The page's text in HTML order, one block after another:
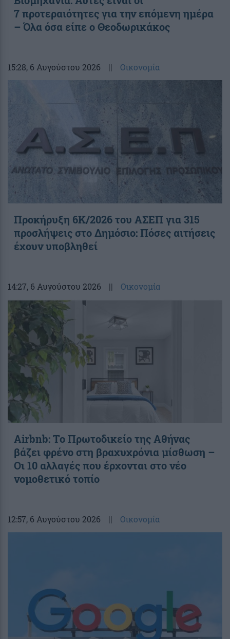
7 προτεραιότητες για την επόμενη ημέρα
– Όλα όσα είπε ο Θεοδωρικάκος
15:28, 6 Αυγούστου 2026 || Οικονομία
Προκήρυξη 6Κ/2026 του ΑΣΕΠ για 315
προσλήψεις στο Δημόσιο: Πόσες αιτήσεις
έχουν υποβληθεί
14:27, 6 Αυγούστου 2026 || Οικονομία
Airbnb: Το Πρωτοδικείο της Αθήνας
βάζει φρένο στη βραχυχρόνια μίσθωση –
Οι 10 αλλαγές που έρχονται στο νέο
νομοθετικό τοπίο
12:57, 6 Αυγούστου 2026 || Οικονομία